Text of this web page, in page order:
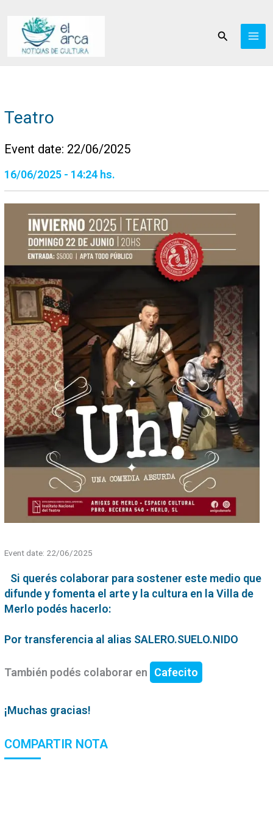
contenido
Buscar
Teatro
Event date: 22/06/2025
16/06/2025 - 14:24 hs.
Event date: 22/06/2025
Si querés colaborar para sostener este medio que
difunde y fomenta el arte y la cultura en la Villa de
Merlo podés hacerlo:
Por transferencia al alias SALERO.SUELO.NIDO
También podés colaborar en Cafecito
¡Muchas gracias!
COMPARTIR NOTA